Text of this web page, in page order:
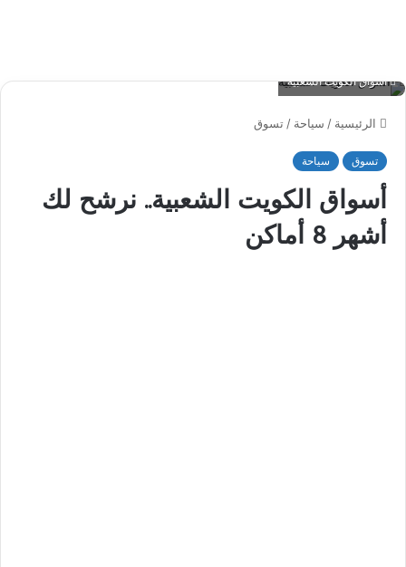
أسواق الكويت الشعبية
الرئيسية / سياحة / تسوق
تسوق سياحة
أسواق الكويت الشعبية.. نرشح لك
أشهر 8 أماكن